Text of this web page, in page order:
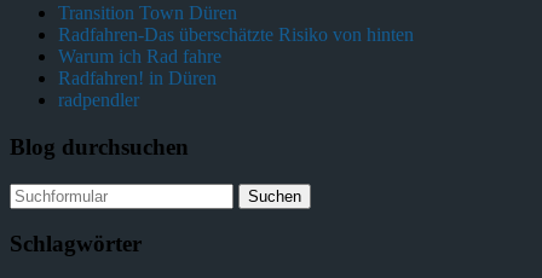
Transition Town Düren
Radfahren-Das überschätzte Risiko von hinten
Warum ich Rad fahre
Radfahren! in Düren
radpendler
Blog durchsuchen
Schlagwörter